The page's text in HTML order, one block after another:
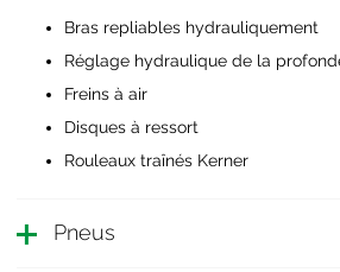
Bras repliables hydrauliquement
Réglage hydraulique de la
Freins à air
Disques à ressort
Rouleaux traînés Kerner
Pneus